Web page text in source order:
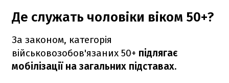
Де служать чоловіки віком 50+?
За законом, категорія
військовозобов'язаних 50+ підлягає
мобілізації на загальних підставах.